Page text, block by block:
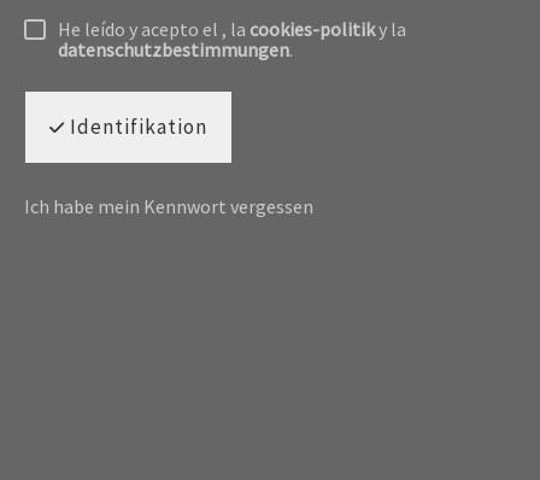
He leído y acepto el , la cookies-politiky la
datenschutzbestimmungen.
Identifikation
Ich habe mein Kennwort vergessen